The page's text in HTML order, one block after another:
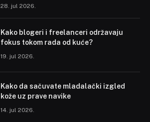
28. jul 2026.
Kako blogeri i freelanceri održavaju
fokus tokom rada od kuće?
19. jul 2026.
Kako da sačuvate mladalački izgled
kože uz prave navike
14. jul 2026.